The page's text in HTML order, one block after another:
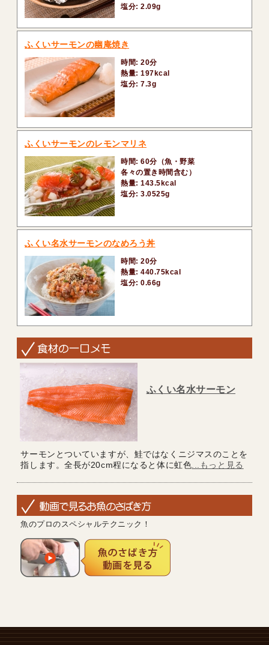
塩分: 2.09g
ふくいサーモンの幽庵焼き
時間: 20分
熱量: 197kcal
塩分: 7.3g
ふくいサーモンのレモンマリネ
時間: 60分（魚・野菜
各々の置き時間含む）
熱量: 143.5kcal
塩分: 3.0525g
ふくい名水サーモンのなめろう丼
時間: 20分
熱量: 440.75kcal
塩分: 0.66g
ふくい名水サーモン
サーモンとついていますが、鮭ではなくニジマスのことを
指します。全長が20cm程になると体に虹色 ...もっと見る
魚のプロのスペシャルテクニック！